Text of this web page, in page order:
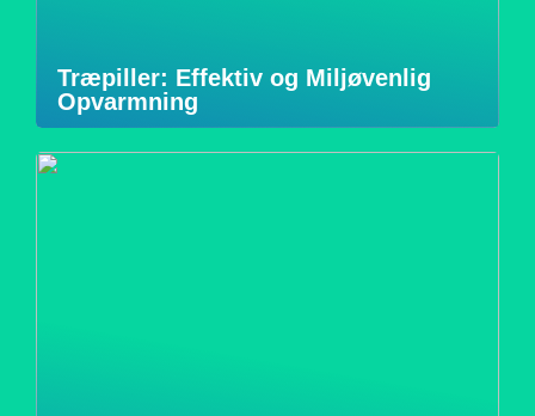
Træpiller: Effektiv og Miljøvenlig
Opvarmning